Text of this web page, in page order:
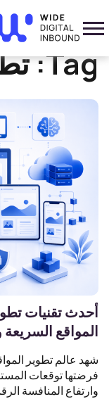
Home
» تطوير الويب
Tag:
المواقع السريعة
شهد عالم تطوير
فرضتها توقعات
وارتفاع المنافسة